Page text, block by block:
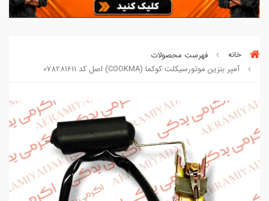
خانه
فهرست محصولات
آمپر بنزین موتورسیکلت کوکما (COOKMA) اصل کد 078281611